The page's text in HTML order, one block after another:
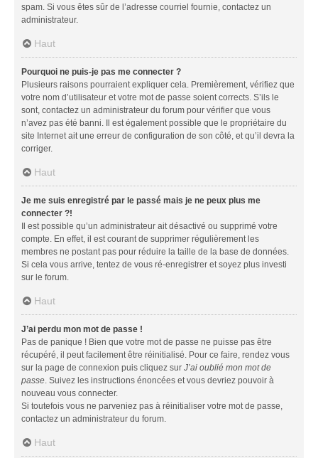
spam. Si vous êtes sûr de l’adresse courriel fournie, contactez un
administrateur.
Haut
Pourquoi ne puis-je pas me connecter ?
Plusieurs raisons pourraient expliquer cela. Premièrement, vérifiez que
votre nom d’utilisateur et votre mot de passe soient corrects. S’ils le
sont, contactez un administrateur du forum pour vérifier que vous
n’avez pas été banni. Il est également possible que le propriétaire du
site Internet ait une erreur de configuration de son côté, et qu’il devra la
corriger.
Haut
Je me suis enregistré par le passé mais je ne peux plus me
connecter ?!
Il est possible qu’un administrateur ait désactivé ou supprimé votre
compte. En effet, il est courant de supprimer régulièrement les
membres ne postant pas pour réduire la taille de la base de données.
Si cela vous arrive, tentez de vous ré-enregistrer et soyez plus investi
sur le forum.
Haut
J’ai perdu mon mot de passe !
Pas de panique ! Bien que votre mot de passe ne puisse pas être
récupéré, il peut facilement être réinitialisé. Pour ce faire, rendez vous
sur la page de connexion puis cliquez sur J’ai oublié mon mot de
passe. Suivez les instructions énoncées et vous devriez pouvoir à
nouveau vous connecter.
Si toutefois vous ne parveniez pas à réinitialiser votre mot de passe,
contactez un administrateur du forum.
Haut